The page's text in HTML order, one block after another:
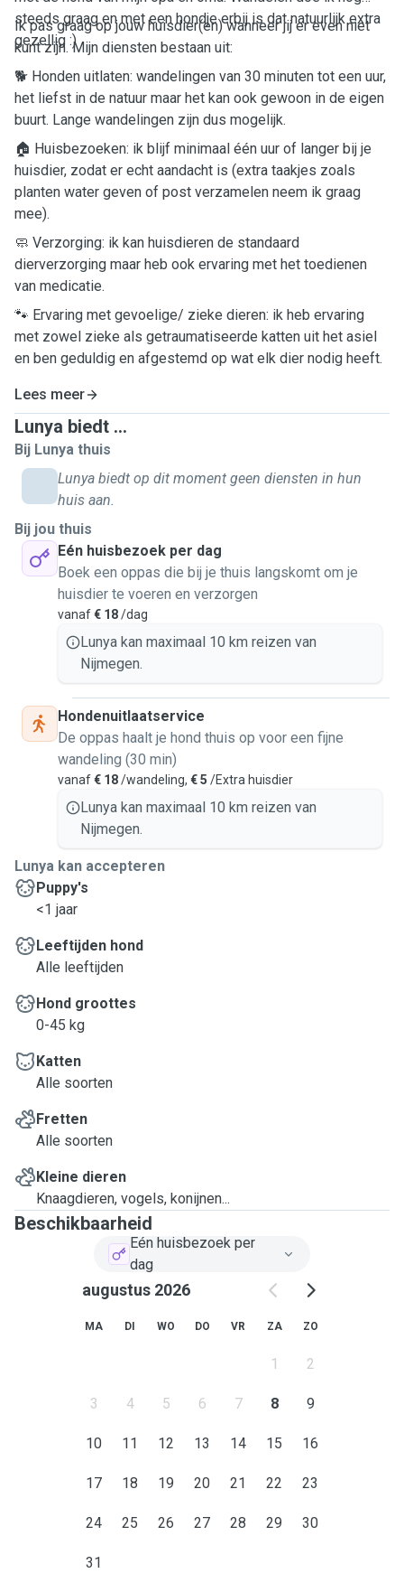
steeds graag en met een hondje erbij is dat natuurlijk extra
gezellig :)
Ik pas graag op jouw huisdier(en) wanneer jij er even niet
kunt zijn. Mijn diensten bestaan uit:
🐕 Honden uitlaten: wandelingen van 30 minuten tot een uur,
het liefst in de natuur maar het kan ook gewoon in de eigen
buurt. Lange wandelingen zijn dus mogelijk.
🏠 Huisbezoeken: ik blijf minimaal één uur of langer bij je
huisdier, zodat er echt aandacht is (extra taakjes zoals
planten water geven of post verzamelen neem ik graag
mee).
🧼 Verzorging: ik kan huisdieren de standaard
dierverzorging maar heb ook ervaring met het toedienen
van medicatie.
🐾 Ervaring met gevoelige/ zieke dieren: ik heb ervaring
met zowel zieke als getraumatiseerde katten uit het asiel
en ben geduldig en afgestemd op wat elk dier nodig heeft.
Lees meer
Lunya biedt ...
Bij Lunya thuis
Lunya biedt op dit moment geen diensten in hun
huis aan.
Bij jou thuis
Eén huisbezoek per dag
Boek een oppas die bij je thuis langskomt om je
huisdier te voeren en verzorgen
vanaf€ 18/dag
Lunya kan maximaal 10 km reizen van
Nijmegen.
Hondenuitlaatservice
De oppas haalt je hond thuis op voor een fijne
wandeling (30 min)
vanaf€ 18/wandeling, € 5 /Extra huisdier
Lunya kan maximaal 10 km reizen van
Nijmegen.
Lunya kan accepteren
Puppy's
<1 jaar
Leeftijden hond
Alle leeftijden
Hond groottes
0-45 kg
Katten
Alle soorten
Fretten
Alle soorten
Kleine dieren
Knaagdieren, vogels, konijnen...
Beschikbaarheid
Eén huisbezoek per
dag
augustus 2026
MA DI WO DO VR ZA ZO
1 2
3 4 5 6 7 8 9
10 11 12 13 14 15 16
17 18 19 20 21 22 23
24 25 26 27 28 29 30
31